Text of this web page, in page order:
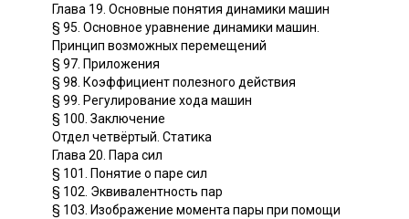
Глава 19. Основные понятия динамики машин
§ 95. Основное уравнение динамики машин.
Принцип возможных перемещений
§ 97. Приложения
§ 98. Коэффициент полезного действия
§ 99. Регулирование хода машин
§ 100. Заключение
Отдел четвёртый. Статика
Глава 20. Пара сил
§ 101. Понятие о паре сил
§ 102. Эквивалентность пар
§ 103. Изображение момента пары при помощи